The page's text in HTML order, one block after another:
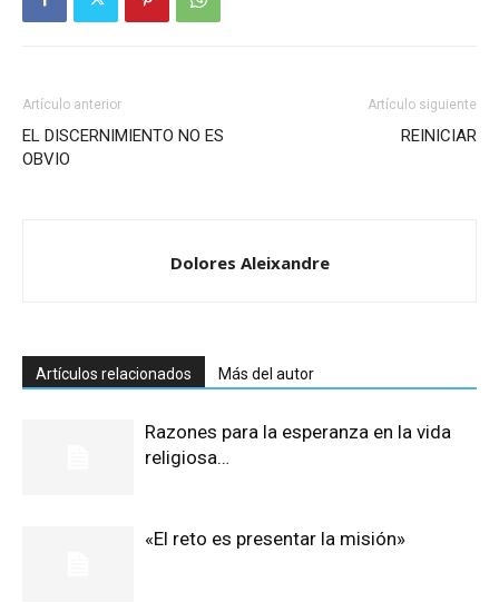
Artículo anterior
EL DISCERNIMIENTO NO ES
OBVIO
Artículo siguiente
REINICIAR
Dolores Aleixandre
Artículos relacionados Más del autor
Razones para la esperanza en la vida
religiosa…
«El reto es presentar la misión»